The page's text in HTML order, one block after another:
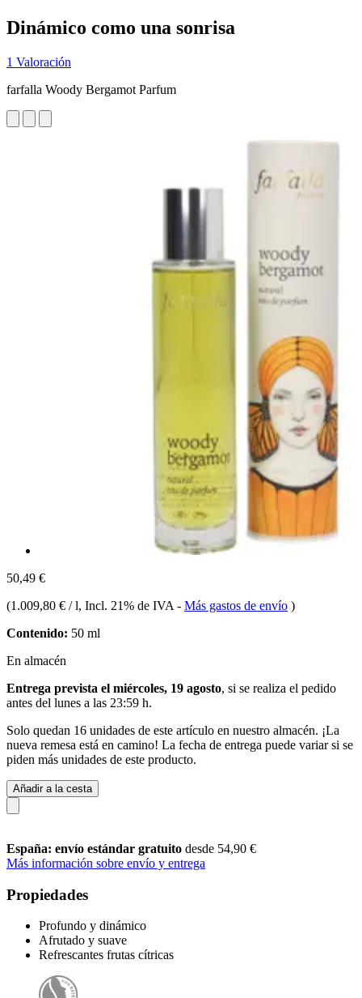
Dinámico como una sonrisa
1 Valoración
farfalla Woody Bergamot Parfum
50,49 €
(1.009,80 € / l, Incl. 21% de IVA - Más gastos de envío )
Contenido: 50 ml
En almacén
Entrega prevista el miércoles, 19 agosto, si se realiza el pedido
antes del lunes a las 23:59 h.
Solo quedan 16 unidades de este artículo en nuestro almacén. ¡La
nueva remesa está en camino! La fecha de entrega puede variar si se
piden más unidades de este producto.
Añadir a la cesta
España: envío estándar gratuito desde 54,90 €
Más información sobre envío y entrega
Propiedades
Profundo y dinámico
Afrutado y suave
Refrescantes frutas cítricas